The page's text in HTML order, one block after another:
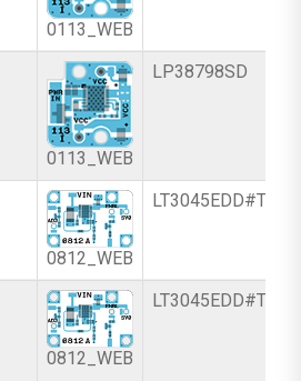
0113_WEB
0113_WEB
LP38798SD
0812_WEB
0812_WEB